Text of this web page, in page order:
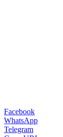
Facebook
WhatsApp
Telegram